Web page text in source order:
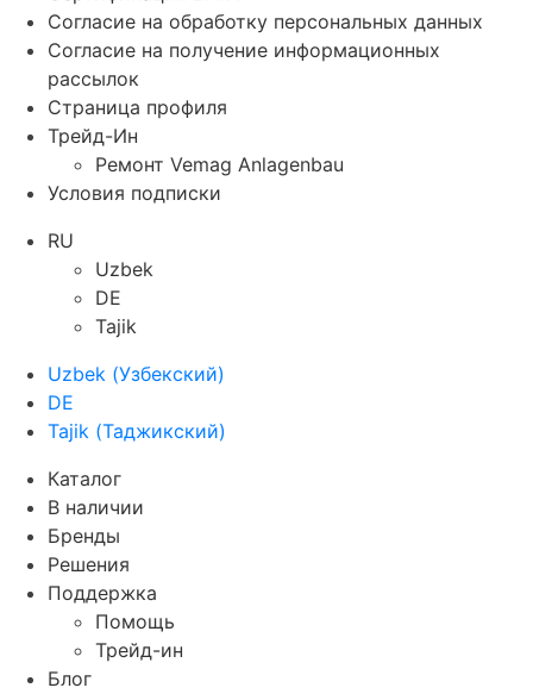
Согласие на обработку персональных данных
Согласие на получение информационных
рассылок
Страница профиля
Трейд-Ин
Ремонт Vemag Anlagenbau
Условия подписки
RU
Uzbek
DE
Tajik
Uzbek (Узбекский)
DE
Tajik (Таджикский)
Каталог
В наличии
Бренды
Решения
Поддержка
Помощь
Трейд-ин
Блог